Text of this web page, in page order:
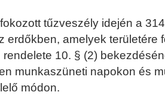
tűzveszély idején a
amelyek területére
10. § (2)
munkaszüneti napokon és
módon.